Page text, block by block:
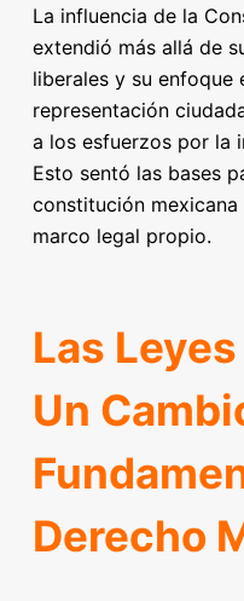
La influencia de la
extendió más allá de
liberales y su enfoque
representación
a los esfuerzos por la
Esto sentó las bases
constitución
marco legal propio.
Las
Un
Derecho